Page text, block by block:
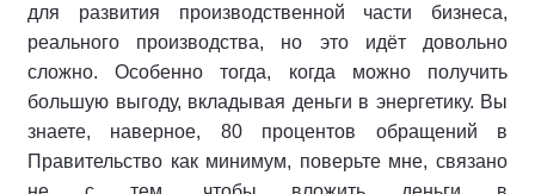
для развития производственной части бизнеса,
реального производства, но это идёт довольно
сложно. Особенно тогда, когда можно получить
большую выгоду, вкладывая деньги в энергетику. Вы
знаете, наверное, 80 процентов обращений в
Правительство как минимум, поверьте мне, связано